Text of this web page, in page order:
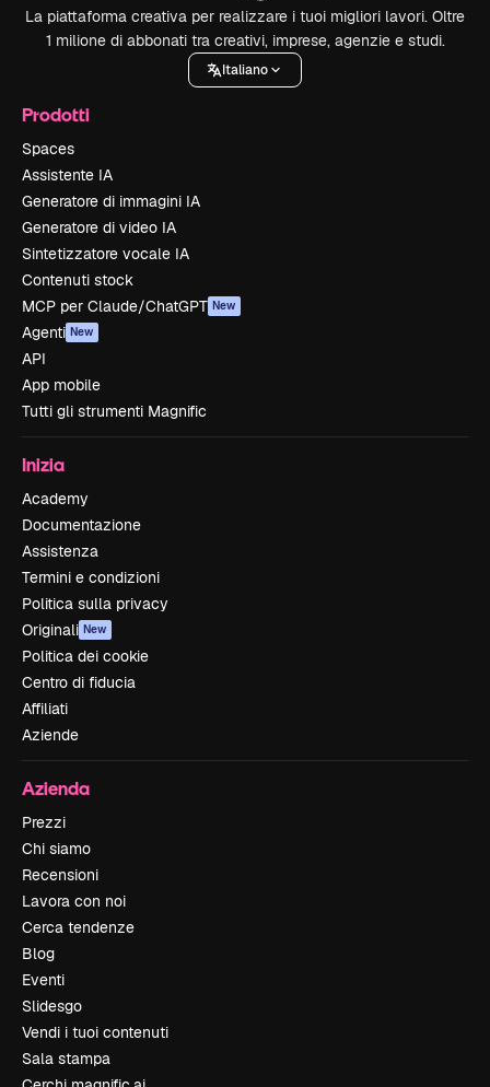
La piattaforma creativa per realizzare i tuoi migliori lavori. Oltre
1 milione di abbonati tra creativi, imprese, agenzie e studi.
Italiano
Prodotti
Spaces
Assistente IA
Generatore di immagini IA
Generatore di video IA
Sintetizzatore vocale IA
Contenuti stock
MCP per Claude/ChatGPT New
Agenti New
API
App mobile
Tutti gli strumenti Magnific
Inizia
Academy
Documentazione
Assistenza
Termini e condizioni
Politica sulla privacy
Originali New
Politica dei cookie
Centro di fiducia
Affiliati
Aziende
Azienda
Prezzi
Chi siamo
Recensioni
Lavora con noi
Cerca tendenze
Blog
Eventi
Slidesgo
Vendi i tuoi contenuti
Sala stampa